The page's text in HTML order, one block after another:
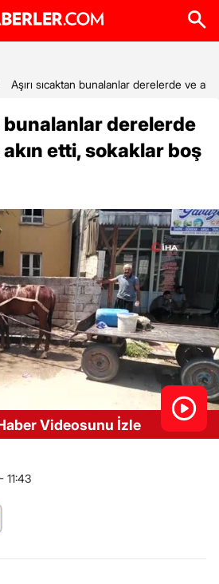
Aşırı sıcaktan bunalanlar derelerde ve
bunalanlar derelerde
etti, sokaklar boş
Videosunu İzle
11:43